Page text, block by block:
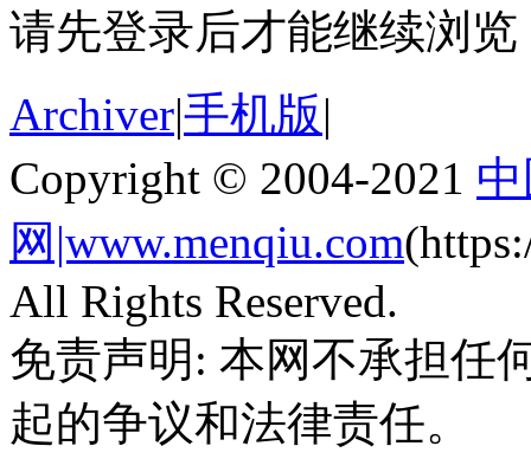
请先登录后才能继续浏览
Archiver|手机版|
Copyright © 2004-2021
网|www.menqiu.com
All Rights Reserved.
免责声明: 本网不承担任
起的争议和法律责任。